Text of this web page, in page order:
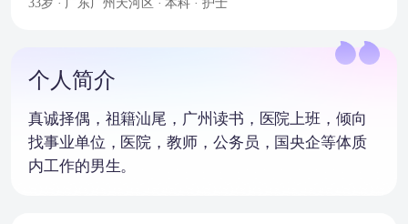
33岁 · 广东广州天河区 · 本科 · 护士
个人简介
真诚择偶，祖籍汕尾，广州读书，医院上班，倾向
找事业单位，医院，教师，公务员，国央企等体质
内工作的男生。